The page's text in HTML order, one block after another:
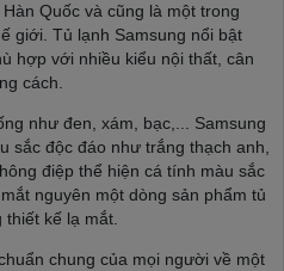
Quốc và cũng là một trong
giới. Tủ lạnh Samsung nổi bật
hợp với nhiều kiểu nội thất, cân
cách.
như đen, xám, bạc,... Samsung
sắc độc đáo như trắng thạch anh,
điệp thể hiện cá tính màu sắc
nguyên một dòng sản phẩm tủ
thiết kế lạ mắt.
chung của mọi người về một